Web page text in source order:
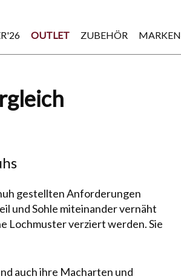
OUTLET ZUBEHÖR MARKEN
gestellten Anforderungen
und Sohle mit­ein­ander vernäht
Lochmuster verziert werden. Sie
auch ihre Macharten und